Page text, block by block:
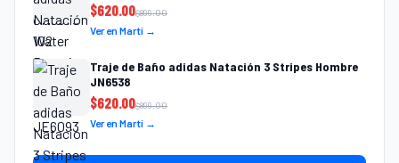
$620.00$899.00
Ver en Martí →
Traje de Baño adidas Natación 3 Stripes Hombre
JN6538
$620.00$899.00
Ver en Martí →